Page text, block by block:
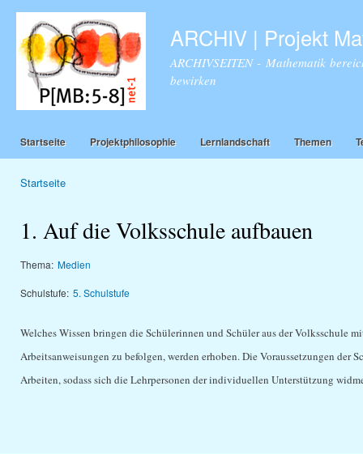
ARCHIV | Projekt
ARCHIVSEITEN - Mathematik
bewirken
Startseite Projektphilosophie Lernlandschaft Themen
Startseite
1. Auf die Volksschule aufbauen
Thema: Medien
Schulstufe: 5. Schulstufe
Welches Wissen bringen die Schülerinnen und Schüler aus der Volksschule
Arbeitsanweisungen zu befolgen, werden erhoben. Die Voraussetzungen
Arbeiten, sodass sich die Lehrpersonen der individuellen Unterstützung